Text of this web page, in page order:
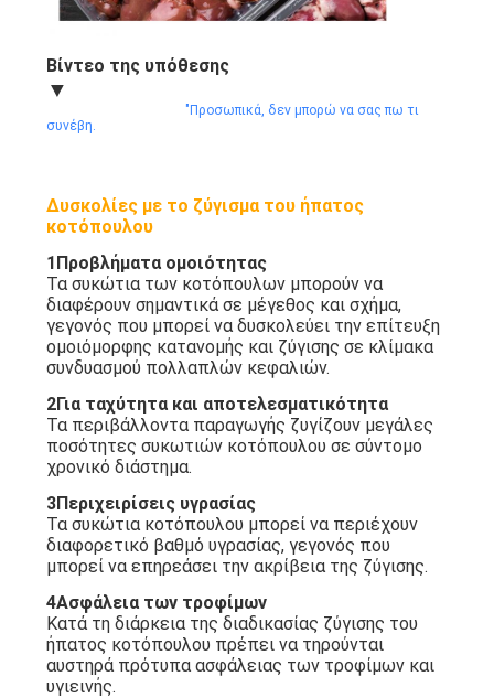
Βίντεο της υπόθεσης
▼
"Προσωπικά, δεν μπορώ να σας πω τι
συνέβη.
Δυσκολίες με το ζύγισμα του ήπατος
κοτόπουλου
1Προβλήματα ομοιότητας
Τα συκώτια των κοτόπουλων μπορούν να
διαφέρουν σημαντικά σε μέγεθος και σχήμα,
γεγονός που μπορεί να δυσκολεύει την επίτευξη
ομοιόμορφης κατανομής και ζύγισης σε κλίμακα
συνδυασμού πολλαπλών κεφαλιών.
2Για ταχύτητα και αποτελεσματικότητα
Τα περιβάλλοντα παραγωγής ζυγίζουν μεγάλες
ποσότητες συκωτιών κοτόπουλου σε σύντομο
χρονικό διάστημα.
3Περιχειρίσεις υγρασίας
Τα συκώτια κοτόπουλου μπορεί να περιέχουν
διαφορετικό βαθμό υγρασίας, γεγονός που
μπορεί να επηρεάσει την ακρίβεια της ζύγισης.
4Ασφάλεια των τροφίμων
Κατά τη διάρκεια της διαδικασίας ζύγισης του
ήπατος κοτόπουλου πρέπει να τηρούνται
αυστηρά πρότυπα ασφάλειας των τροφίμων και
υγιεινής.